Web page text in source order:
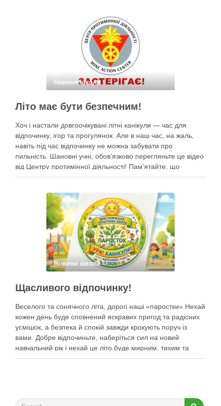
Новини школи
Літо має бути безпечним!
Хоч і настали довгоочікувані літні канікули — час для
відпочинку, ігор та прогулянок. Але в наш час, на жаль,
навіть під час відпочинку не можна забувати про
пильність. Шановні учні, обов’язково перегляньте це відео
від Центру протимінної діяльності! Пам’ятайте, що
небезпека може ховатися будь-де, тому під час
Новини школи
Щасливого відпочинку!
Веселого та сонячного літа, дорогі наші «паростки» Нехай
кожен день буде сповнений яскравих пригод та радісних
усмішок, а безпека й спокій завжди крокують поруч із
вами. Добре відпочиньте, наберіться сил на новий
навчальний рік і нехай це літо буде мирним, тихим та
найщасливішим!